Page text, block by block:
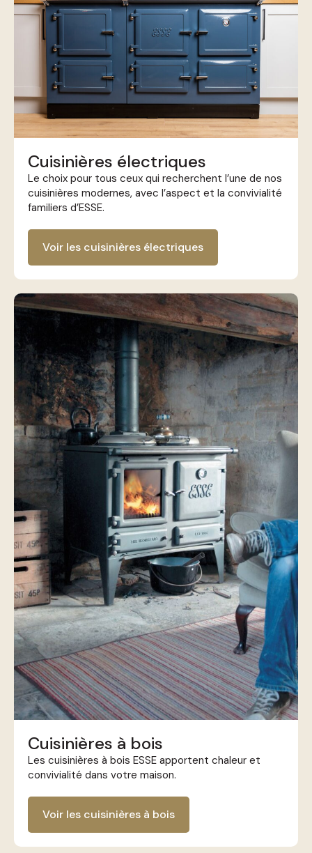
Cuisinières électriques
Le choix pour tous ceux qui recherchent l’une de nos
cuisinières modernes, avec l’aspect et la convivialité
familiers d’ESSE.
Voir les cuisinières électriques
Cuisinières à bois
Les cuisinières à bois ESSE apportent chaleur et
convivialité dans votre maison.
Voir les cuisinières à bois